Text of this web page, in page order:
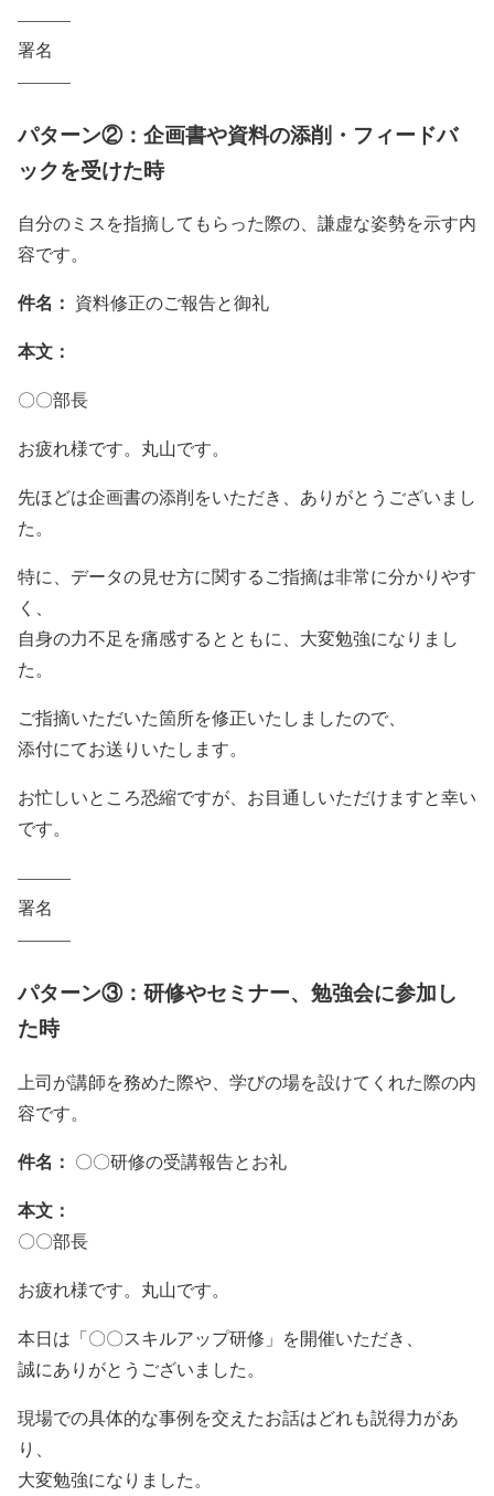
———
署名
———
パターン②：企画書や資料の添削・フィードバ
ックを受けた時
自分のミスを指摘してもらった際の、謙虚な姿勢を示す内
容です。
件名： 資料修正のご報告と御礼
本文：
〇〇部長
お疲れ様です。丸山です。
先ほどは企画書の添削をいただき、ありがとうございまし
た。
特に、データの見せ方に関するご指摘は非常に分かりやす
く、
自身の力不足を痛感するとともに、大変勉強になりまし
た。
ご指摘いただいた箇所を修正いたしましたので、
添付にてお送りいたします。
お忙しいところ恐縮ですが、お目通しいただけますと幸い
です。
———
署名
———
パターン③：研修やセミナー、勉強会に参加し
た時
上司が講師を務めた際や、学びの場を設けてくれた際の内
容です。
件名： 〇〇研修の受講報告とお礼
本文：
〇〇部長
お疲れ様です。丸山です。
本日は「〇〇スキルアップ研修」を開催いただき、
誠にありがとうございました。
現場での具体的な事例を交えたお話はどれも説得力があ
り、
大変勉強になりました。